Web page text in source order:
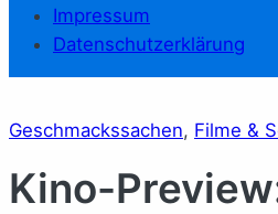
Impressum
Datenschutzerklärung
Geschmackssachen, Filme &
Kino-